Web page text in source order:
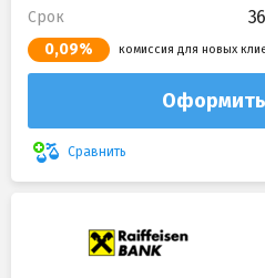
Срок
0,09% комиссия для новых
Оформить
Сравнить